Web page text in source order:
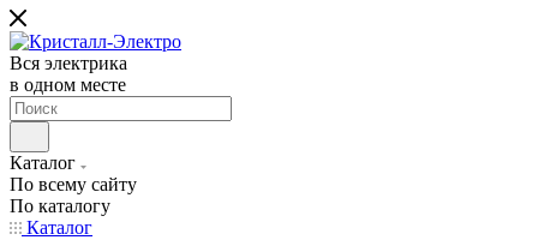
Вся электрика
в одном месте
Каталог
По всему сайту
По каталогу
Каталог